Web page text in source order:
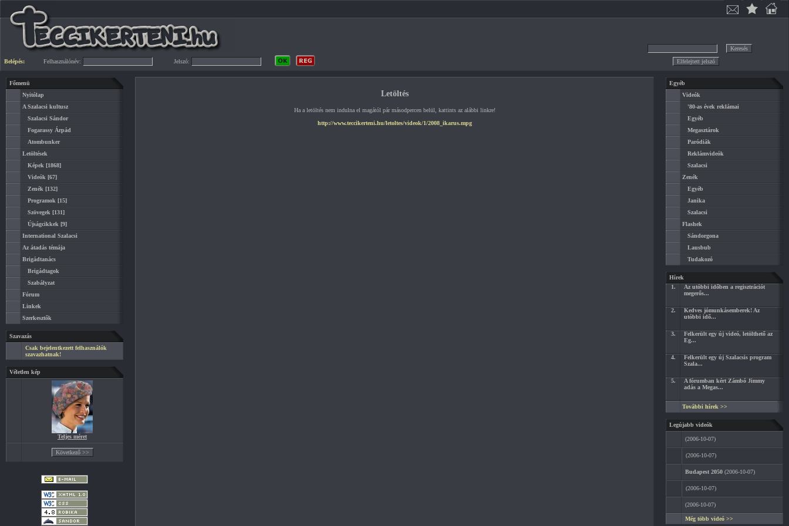
Belépés: Felhasználónév: Jelszó:
Főmenü
Nyitólap
A Szalacsi kultusz
Szalacsi Sándor
Fogarassy Árpád
Atombunker
Letöltések
Képek [1868]
Videók [67]
Zenék [132]
Programok [15]
Szövegek [131]
Újságcikkek [9]
International Szalacsi
Az átadás témája
Brigádtanács
Brigádtagok
Szabályzat
Fórum
Linkek
Szerkesztők
Szavazás
Csak bejelentkezett felhasználók
szavazhatnak!
Véletlen kép
Teljes méret
Letöltés
Ha a letöltés nem indulna el magától pár másodpercen belül, kattints az alábbi linkre!
http://www.teccikerteni.hu/letoltes/videok/1/2008_ikarus.mpg
Egyéb
Videók
'80-as évek reklámai
Egyéb
Megasztárok
Paródiák
Reklámvideók
Szalacsi
Zenék
Egyéb
Janika
Szalacsi
Flashek
Sándorgona
Lausbub
Tudakozó
Hírek
1.
Az utóbbi időben a regisztrációt
megerős...
2.
Kedves jómunkásemberek! Az
utóbbi idő...
3.
Felkerült egy új videó, letölthető az
Eg...
4.
Felkerült egy új Szalacsis program
Szala...
5.
A fórumban kért Zámbó Jimmy
adás a Megas...
További hírek >>
Legújabb videók
(2006-10-07)
(2006-10-07)
Budapest 2050 (2006-10-07)
(2006-10-07)
(2006-10-07)
Még több videó >>